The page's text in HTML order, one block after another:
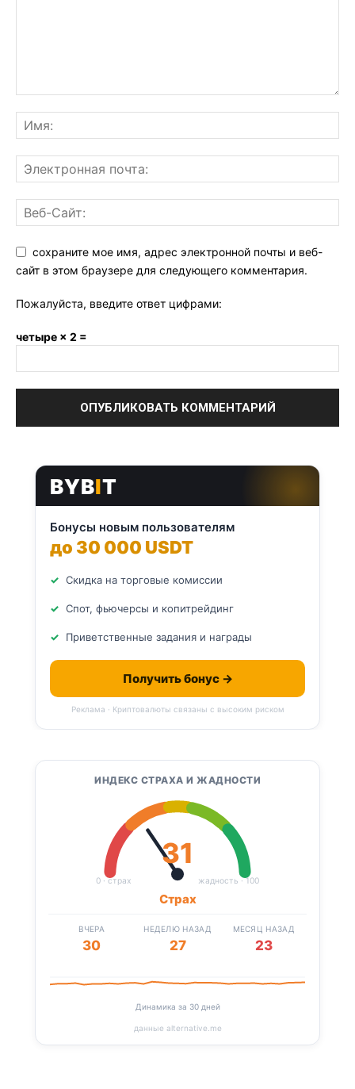
сохраните мое имя, адрес электронной почты и веб-
сайт в этом браузере для следующего комментария.
Пожалуйста, введите ответ цифрами:
четыре × 2 =
BYBIT
Бонусы новым пользователям
до 30 000 USDT
Скидка на торговые комиссии
Спот, фьючерсы и копитрейдинг
Приветственные задания и награды
Получить бонус →
Реклама · Криптовалюты связаны с высоким риском
ИНДЕКС СТРАХА И ЖАДНОСТИ
0 · страх жадность · 100
31
Страх
ВЧЕРА
30
НЕДЕЛЮ НАЗАД
27
МЕСЯЦ НАЗАД
23
Динамика за 30 дней
данные alternative.me